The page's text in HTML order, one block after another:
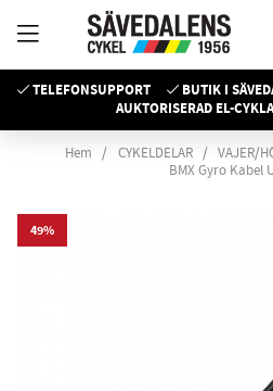
TELEFONSUPPORT BUTIK I
AUKTORISERAD EL-
Hem CYKELDELAR
VAJER/
BMX Gyro Kabel
49